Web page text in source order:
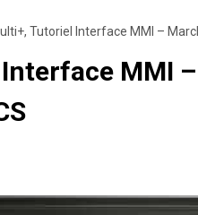
Tutoriel Interface MMI –
MMI